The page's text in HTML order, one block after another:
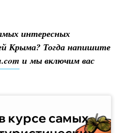
интересных
Крыма? Тогда напишите
и мы включим вас
курсе самых